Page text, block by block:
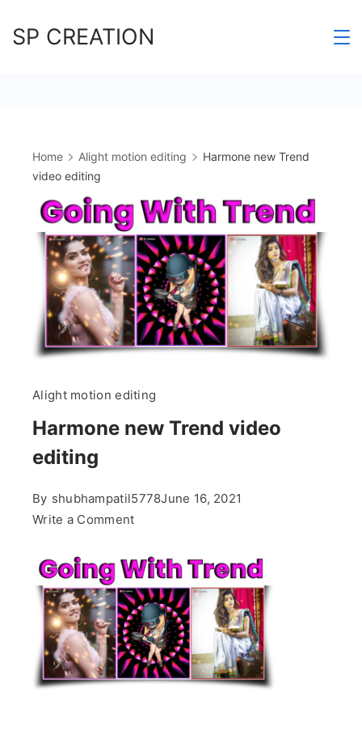
toSP CREATION
Home Alight motion editing
Harmone new Trend
video editing
Alight motion editing
Harmone new Trend video
editing
By shubhampatil5778June 16, 2021
Write a Commenton
new
Trend
video
editing